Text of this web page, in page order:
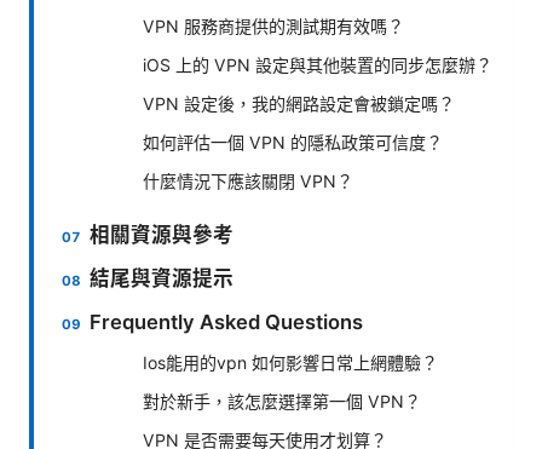
VPN 服務商提供的測試期有效嗎？
iOS 上的 VPN 設定與其他裝置的同步怎麼辦？
VPN 設定後，我的網路設定會被鎖定嗎？
如何評估一個 VPN 的隱私政策可信度？
什麼情況下應該關閉 VPN？
相關資源與參考
結尾與資源提示
Frequently Asked Questions
Ios能用的vpn 如何影響日常上網體驗？
對於新手，該怎麼選擇第一個 VPN？
VPN 是否需要每天使用才划算？